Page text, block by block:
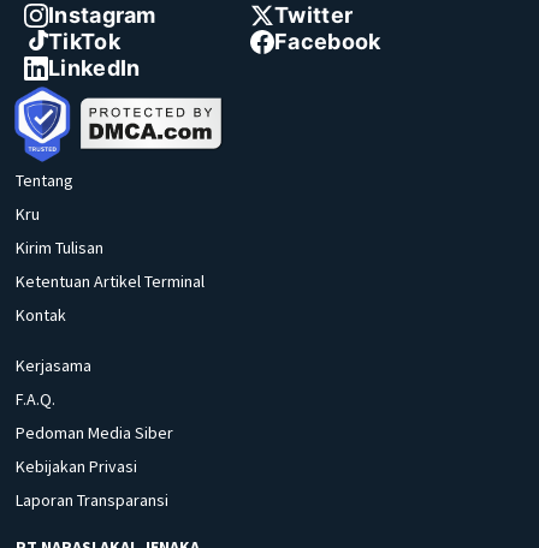
Instagram
Twitter
TikTok
Facebook
LinkedIn
Tentang
Kru
Kirim Tulisan
Ketentuan Artikel Terminal
Kontak
Kerjasama
F.A.Q.
Pedoman Media Siber
Kebijakan Privasi
Laporan Transparansi